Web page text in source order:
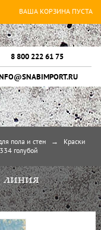
ВАША КОРЗИНА ПУСТА
8 800 222 61 75
пола и стен →
Краски
голубой
линия